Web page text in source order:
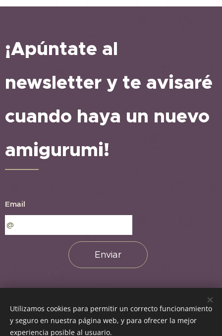
¡Apúntate al
newsletter y te avisaré
cuando haya un nuevo
amigurumi!
Email
Enviar
Amigurumis fáciles, Todos los derechos reservados 2021
Creado conWebnode
Utilizamos cookies para permitir un correcto funcionamiento
y seguro en nuestra página web, y para ofrecer la mejor
experiencia posible al usuario.